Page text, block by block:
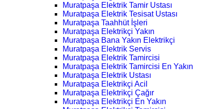
Muratpaşa Elektrik Tamir Ustası
Muratpaşa Elektrik Tesisat Ustası
Muratpaşa Taahhüt İşleri
Muratpaşa Elektrikçi Yakın
Muratpaşa Bana Yakın Elektrikçi
Muratpaşa Elektrik Servis
Muratpaşa Elektrik Tamircisi
Muratpaşa Elektrik Tamircisi En Yakın
Muratpaşa Elektrik Ustası
Muratpaşa Elektrikçi Acil
Muratpaşa Elektrikçi Çağır
Muratpaşa Elektrikçi En Yakın